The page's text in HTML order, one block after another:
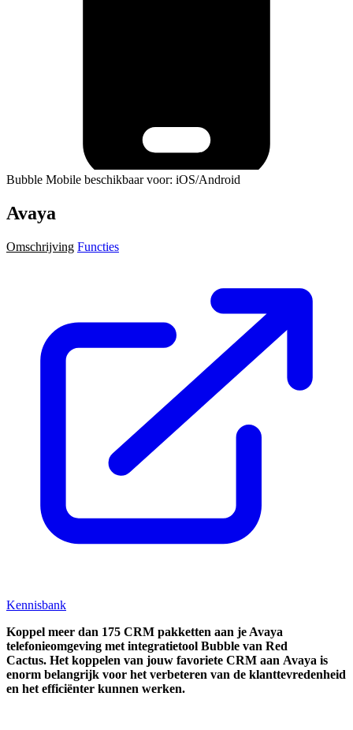
Bubble Mobile beschikbaar voor: iOS/Android
Avaya
Omschrijving Functies
Kennisbank
Koppel meer dan 175 CRM pakketten aan je Avaya
telefonieomgeving met integratietool Bubble van Red
Cactus. Het koppelen van jouw favoriete CRM aan Avaya is
enorm belangrijk voor het verbeteren van de klanttevredenheid
en het efficiënter kunnen werken.